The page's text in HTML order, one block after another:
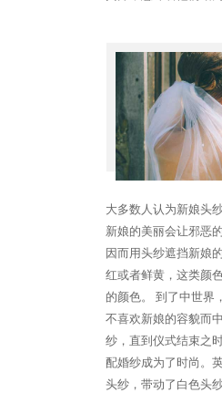
大多数人认为新娘头
新娘的美丽会让邪恶
因而用头纱遮挡新娘
红或者鲜黄，这类颜
的颜色。 到了中世界
不喜欢新娘的容貌而
纱，直到仪式结束之
配婚纱成为了时尚。
头纱，带动了白色